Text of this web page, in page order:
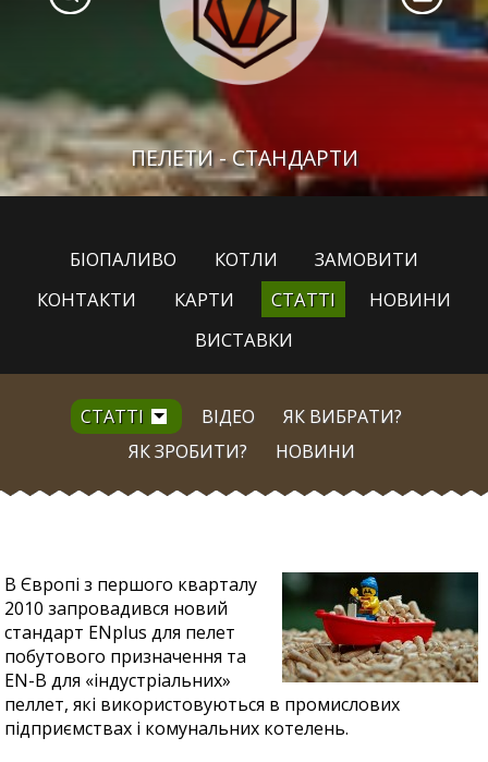
ПЕЛЕТИ - СТАНДАРТИ
БІОПАЛИВО КОТЛИ
ЗАМОВИТИ
КОНТАКТИ
КАРТИ СТАТТІ
НОВИНИ
ВИСТАВКИ
СТАТТІ ВІДЕО
ЯК ВИБРАТИ?
ЯК ЗРОБИТИ?
НОВИНИ
В Європі з першого кварталу
2010 запровадився новий
стандарт ENplus для пелет
побутового призначення та
EN-В для «індустріальних»
пеллет, які використовуються в промислових
підприємствах і комунальних котелень.